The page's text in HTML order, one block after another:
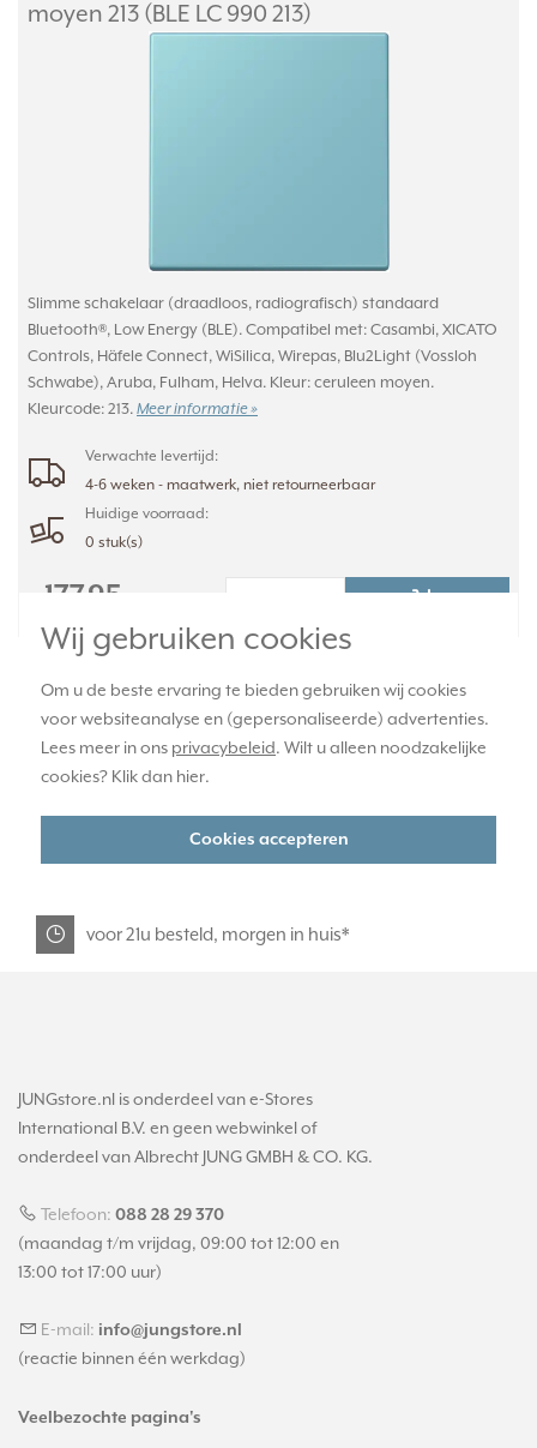
Wij gebruiken cookies
Om u de beste ervaring te bieden gebruiken wij cookies
voor websiteanalyse en (gepersonaliseerde) advertenties.
Lees meer in ons privacybeleid. Wilt u alleen noodzakelijke
cookies? Klik dan hier.
Cookies accepteren
moyen 213 (BLE LC 990 213)
Slimme schakelaar (draadloos, radiografisch) standaard
Bluetooth®, Low Energy (BLE). Compatibel met: Casambi, XICATO
Controls, Häfele Connect, WiSilica, Wirepas, Blu2Light (Vossloh
Schwabe), Aruba, Fulham, Helva. Kleur: ceruleen moyen.
Kleurcode: 213. Meer informatie »
Verwachte levertijd:
4-6 weken - maatwerk, niet retourneerbaar
Huidige voorraad:
0 stuk(s)
177,95
officiële JUNG dealer
365 dagen retourrecht
veilig kopen met kopersbescherming
voor 21u besteld, morgen in huis*
JUNGstore.nl is onderdeel van e-Stores
International B.V. en geen webwinkel of
onderdeel van Albrecht JUNG GMBH & CO. KG.
Telefoon: 088 28 29 370
(maandag t/m vrijdag, 09:00 tot 12:00 en
13:00 tot 17:00 uur)
E-mail: info@jungstore.nl
(reactie binnen één werkdag)
Veelbezochte pagina's